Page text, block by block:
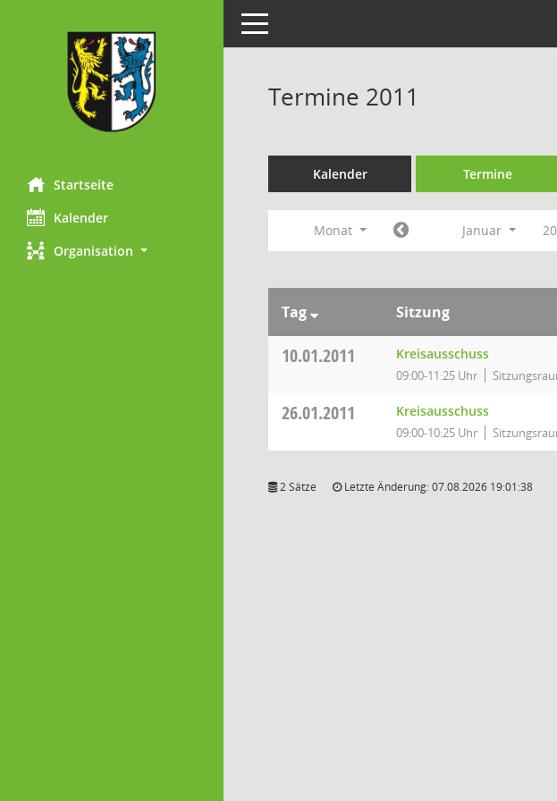
Startseite
Kalender
Organisation
Toggle navigation
Termine 2011
Kalender Termine
Monat Januar
Tag Sitzung
10.01.2011 Kreisausschuss
09:00-11:25 Uhr
26.01.2011 Kreisausschuss
09:00-10:25 Uhr
2 Sätze Letzte Änderung: 07.08.2026 19:01:38